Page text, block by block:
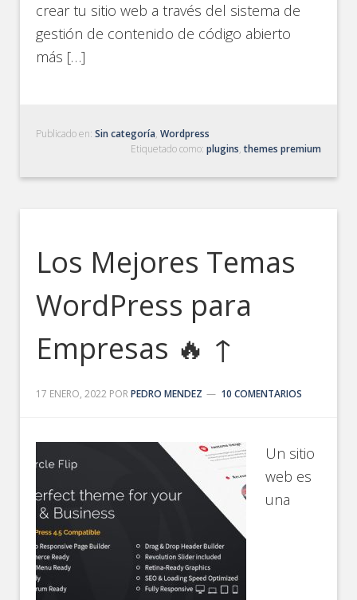
crear tu sitio web a través del sistema de
gestión de contenido de código abierto
más […]
Publicado en:Sin categoría,Wordpress
Etiquetado como: plugins, themes premium
Los Mejores Temas
WordPress para
Empresas 🔥 ↑
17 ENERO, 2022 PORPEDRO MENDEZ 10 COMENTARIOS
Un sitio
web es
una